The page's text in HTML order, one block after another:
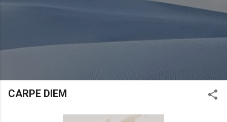
CARPE DIEM